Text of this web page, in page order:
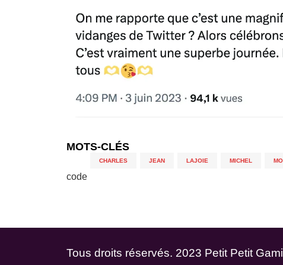
MOTS-CLÉS
CHARLES JEAN LAJOIE MICHEL
code
Tous droits réservés. 2023 Petit Petit